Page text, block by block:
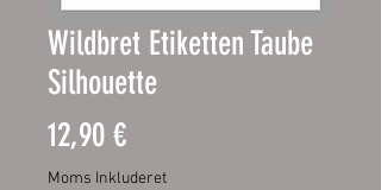
Wildbret Etiketten Taube
Silhouette
12,90 €Pris
Moms Inkluderet